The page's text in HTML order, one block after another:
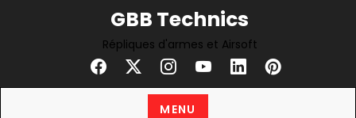
GBB Technics
Répliques d'armes et Airsoft
MENU